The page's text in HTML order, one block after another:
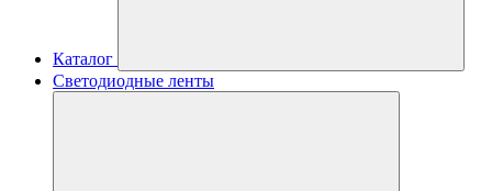
Каталог
Светодиодные ленты